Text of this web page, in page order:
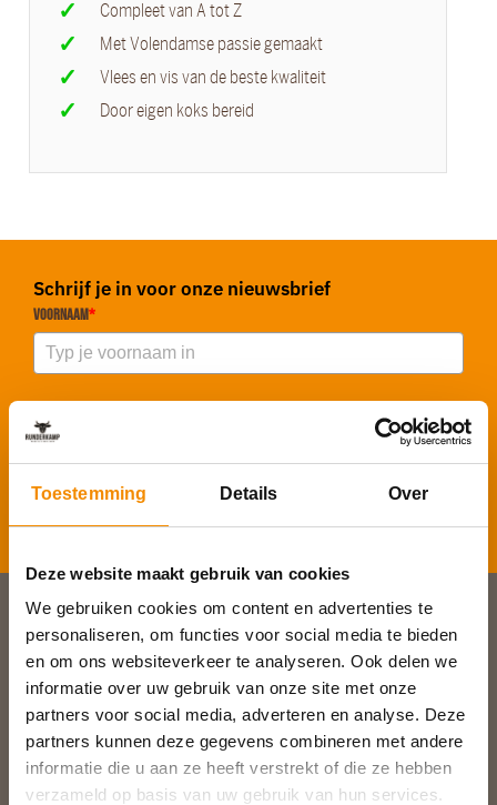
Toestemming Details Over
Deze website maakt gebruik van cookies
We gebruiken cookies om content en advertenties te
personaliseren, om functies voor social media te bieden
en om ons websiteverkeer te analyseren. Ook delen we
informatie over uw gebruik van onze site met onze
partners voor social media, adverteren en analyse. Deze
partners kunnen deze gegevens combineren met andere
informatie die u aan ze heeft verstrekt of die ze hebben
verzameld op basis van uw gebruik van hun services.
Compleet van A tot Z
Met Volendamse passie gemaakt
Vlees en vis van de beste kwaliteit
Door eigen koks bereid
Schrijf je in voor onze nieuwsbrief
Voornaam*
Slagerij van Baar
Burg. Van Baarstraat 10
1131 WT Volendam
T:0299 - 363312
E:info@runderkamp.nl
Geopend tot 18.00 uur